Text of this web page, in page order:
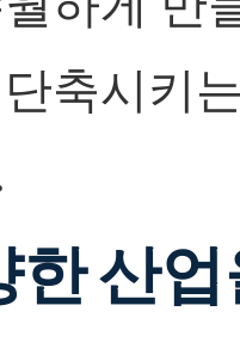
축시키
한 산